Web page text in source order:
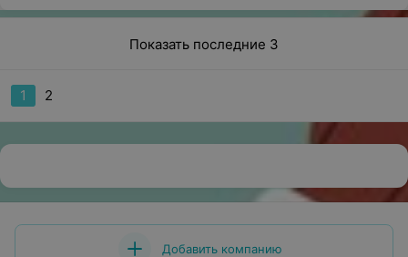
Показать последние 3
1 2
Добавить компанию